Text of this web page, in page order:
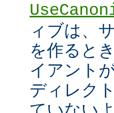
ィブは、
を作ると
イアント
ディレク